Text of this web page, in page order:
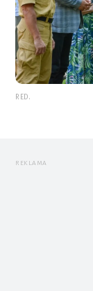
RED.
REKLAMA